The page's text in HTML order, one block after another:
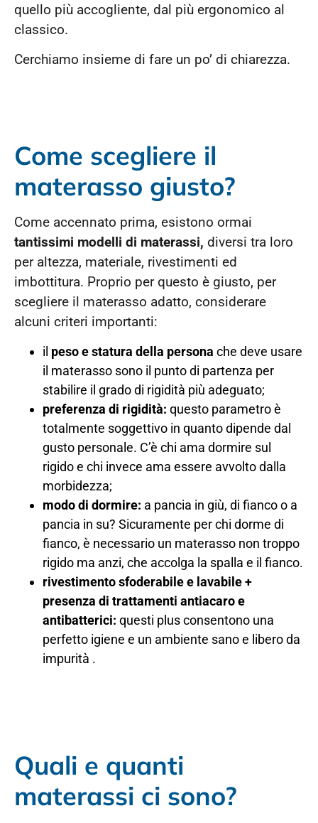
quello più accogliente, dal più ergonomico al
classico.
Cerchiamo insieme di fare un po’ di chiarezza.
Come scegliere il
materasso giusto?
Come accennato prima, esistono ormai
tantissimi modelli di materassi, diversi tra loro
per altezza, materiale, rivestimenti ed
imbottitura. Proprio per questo è giusto, per
scegliere il materasso adatto, considerare
alcuni criteri importanti:
il peso e statura della persona che deve usare
il materasso sono il punto di partenza per
stabilire il grado di rigidità più adeguato;
preferenza di rigidità: questo parametro è
totalmente soggettivo in quanto dipende dal
gusto personale. C’è chi ama dormire sul
rigido e chi invece ama essere avvolto dalla
morbidezza;
modo di dormire: a pancia in giù, di fianco o a
pancia in su? Sicuramente per chi dorme di
fianco, è necessario un materasso non troppo
rigido ma anzi, che accolga la spalla e il fianco.
rivestimento sfoderabile e lavabile +
presenza di trattamenti antiacaro e
antibatterici: questi plus consentono una
perfetto igiene e un ambiente sano e libero da
impurità .
Quali e quanti
materassi ci sono?